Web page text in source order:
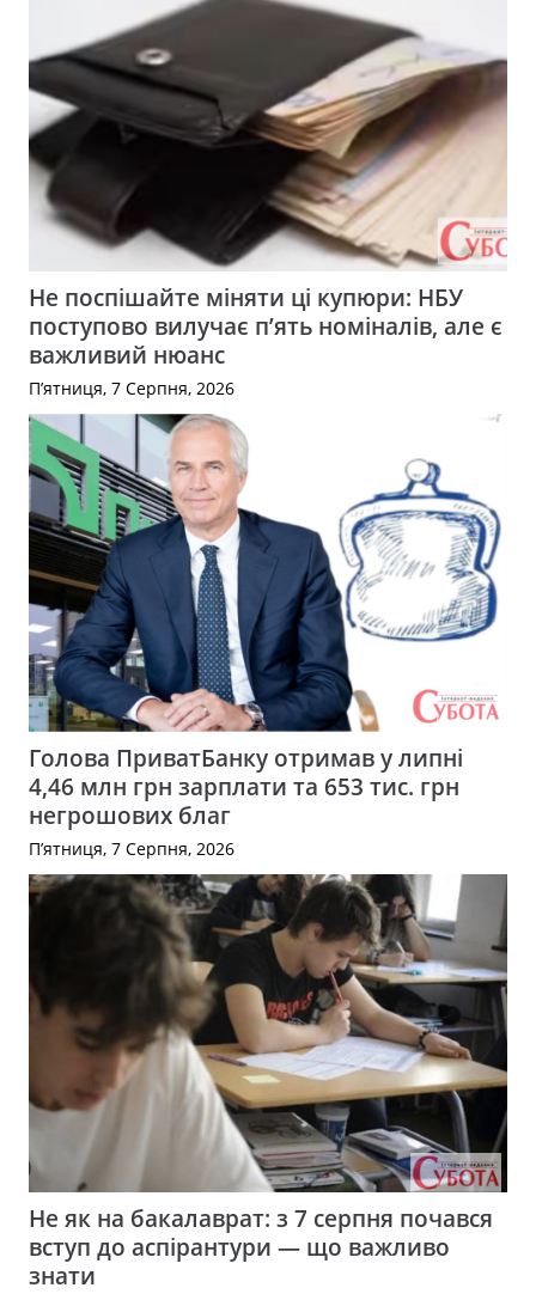
Не поспішайте міняти ці купюри: НБУ
поступово вилучає п’ять номіналів, але є
важливий нюанс
П’ятниця, 7 Серпня, 2026
Голова ПриватБанку отримав у липні
4,46 млн грн зарплати та 653 тис. грн
негрошових благ
П’ятниця, 7 Серпня, 2026
Не як на бакалаврат: з 7 серпня почався
вступ до аспірантури — що важливо
знати